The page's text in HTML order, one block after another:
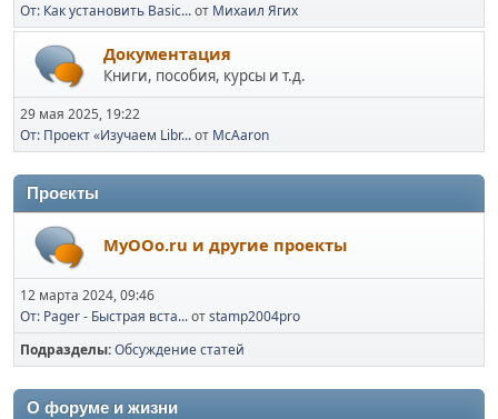
От: Как установить Basic...от Михаил Ягих
Документация
Книги, пособия, курсы и т.д.
29 мая 2025, 19:22
От: Проект «Изучаем Libr...от McAaron
Проекты
MyOOo.ru и другие проекты
12 марта 2024, 09:46
От: Pager - Быстрая вста...отstamp2004pro
Подразделы Обсуждение статей
О форуме и жизни